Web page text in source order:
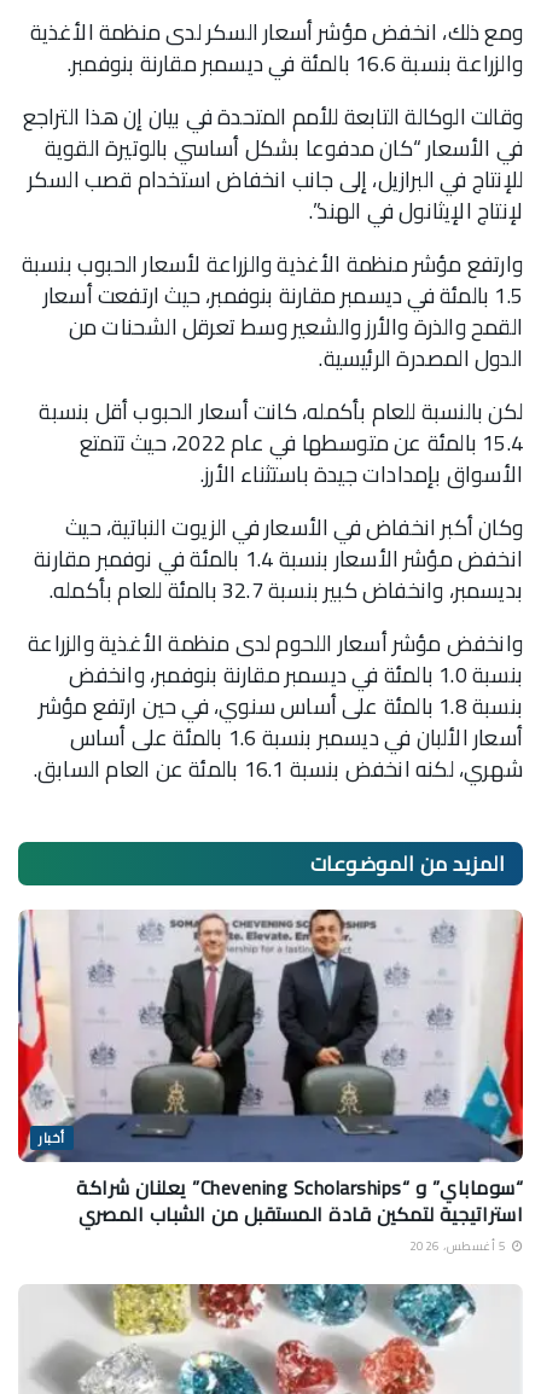
ومع ذلك، انخفض مؤشر أسعار السكر لدى منظمة الأغذية
والزراعة بنسبة 16.6 بالمئة في ديسمبر مقارنة بنوفمبر.
وقالت الوكالة التابعة للأمم المتحدة في بيان إن هذا التراجع
في الأسعار “كان مدفوعا بشكل أساسي بالوتيرة القوية
للإنتاج في البرازيل، إلى جانب انخفاض استخدام قصب السكر
لإنتاج الإيثانول في الهند”.
وارتفع مؤشر منظمة الأغذية والزراعة لأسعار الحبوب بنسبة
1.5 بالمئة في ديسمبر مقارنة بنوفمبر، حيث ارتفعت أسعار
القمح والذرة والأرز والشعير وسط تعرقل الشحنات من
الدول المصدرة الرئيسية.
لكن بالنسبة للعام بأكمله، كانت أسعار الحبوب أقل بنسبة
15.4 بالمئة عن متوسطها في عام 2022، حيث تتمتع
الأسواق بإمدادات جيدة باستثناء الأرز.
وكان أكبر انخفاض في الأسعار في الزيوت النباتية، حيث
انخفض مؤشر الأسعار بنسبة 1.4 بالمئة في نوفمبر مقارنة
بديسمبر، وانخفاض كبير بنسبة 32.7 بالمئة للعام بأكمله.
وانخفض مؤشر أسعار اللحوم لدى منظمة الأغذية والزراعة
بنسبة 1.0 بالمئة في ديسمبر مقارنة بنوفمبر، وانخفض
بنسبة 1.8 بالمئة على أساس سنوي، في حين ارتفع مؤشر
أسعار الألبان في ديسمبر بنسبة 1.6 بالمئة على أساس
شهري، لكنه انخفض بنسبة 16.1 بالمئة عن العام السابق.
المزيد منالموضوعات
أخبار
“سوماباي” و “Chevening Scholarships” يعلنان شراكة
استراتيجية لتمكين قادة المستقبل من الشباب المصري